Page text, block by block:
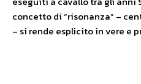
concetto di “risonanza” –
– si rende esplicito in vere e